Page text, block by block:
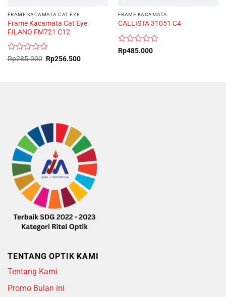
FRAME KACAMATA CAT EYE
Frame Kacamata Cat Eye
FILANO FM721 C12
Rated
Rp285.000 Original
price
Rp256.500Current
FRAME KACAMATA
CALLISTA 31051 C4
Rated
Rp485.000
TENTANG OPTIK KAMI
Tentang Kami
Promo Bulan ini